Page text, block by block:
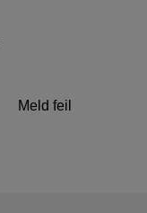
Meld feil